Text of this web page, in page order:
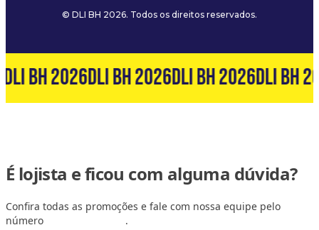
© DLI BH 2026. Todos os direitos reservados.
DLI BH 2026DLI BH 2026DLI BH 2026DLI BH
É lojista e ficou com alguma dúvida?
Confira todas as promoções e fale com nossa equipe pelo
número
.